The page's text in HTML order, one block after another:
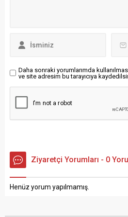
Onların bizi ziyaretini temin
Daha sonraki yorumlarımda
ve site adresim bu tarayıcıya
Ziyaretçi Yorumları - 0
Henüz yorum yapılmamış.